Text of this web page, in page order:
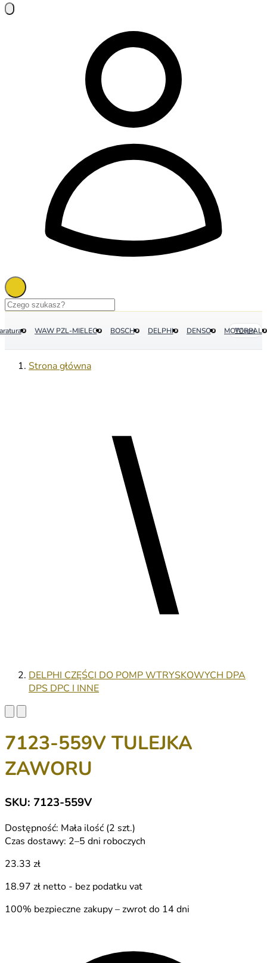
WAW PZL-MIELEC BOSCH DELPHI DENSO MOTORPAL
Więcej
Strona główna
DELPHI CZĘŚCI DO POMP WTRYSKOWYCH DPA
DPS DPC I INNE
7123-559V TULEJKA
ZAWORU
SKU: 7123-559V
Dostępność: Mała ilość (2 szt.)
Czas dostawy: 2–5 dni roboczych
23.33 zł
18.97 zł netto - bez podatku vat
100% bezpieczne zakupy – zwrot do 14 dni